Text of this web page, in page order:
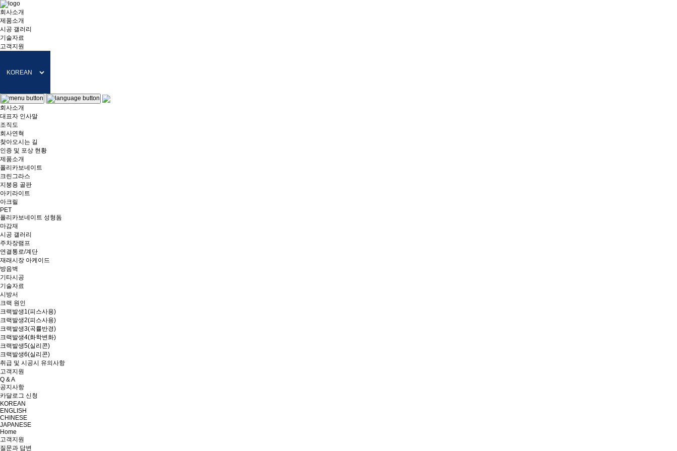
회사소개
제품소개
시공 갤러리
기술자료
고객지원
회사소개
대표자 인사말
조직도
회사연혁
찾아오시는 길
인증 및 포상 현황
제품소개
폴리카보네이트
크린그라스
지붕용 골판
아키라이트
아크릴
PET
폴리카보네이트 성형돔
마감재
시공 갤러리
주차장램프
연결통로/계단
재래시장 아케이드
방음벽
기타시공
기술자료
시방서
크랙 원인
크랙발생1(피스사용)
크랙발생2(피스사용)
크랙발생3(곡률반경)
크랙발생4(화학변화)
크랙발생5(실리콘)
크랙발생6(실리콘)
취급 및 시공시 유의사항
고객지원
Q & A
공지사항
카달로그 신청
KOREAN
ENGLISH
CHINESE
JAPANESE
Home
고객지원
질문과 답변